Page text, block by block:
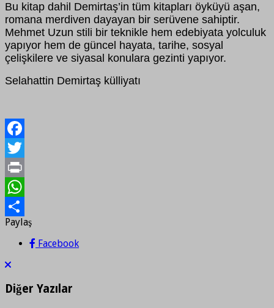
Bu kitap dahil Demirtaş’in tüm kitapları öyküyü aşan,
romana merdiven dayayan bir serüvene sahiptir.
Mehmet Uzun stili bir teknikle hem edebiyata yolculuk
yapıyor hem de güncel hayata, tarihe, sosyal
çelişkilere ve siyasal konulara gezinti yapıyor.
Selahattin Demirtaş külliyatı
Facebook
Twitter
Print
WhatsApp
Paylaş
Paylaş
Facebook
Diğer Yazılar